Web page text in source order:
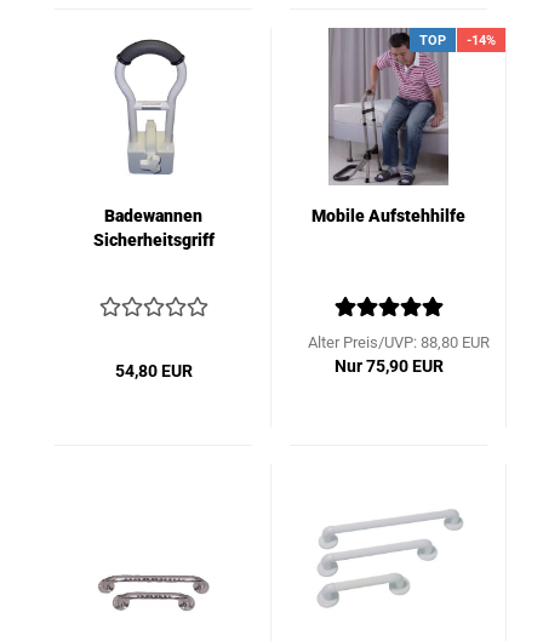
Badewannen
Sicherheitsgriff
54,80 EUR
TOP -14%
Mobile Aufstehhilfe
Alter Preis/UVP: 88,80 EUR
Nur 75,90 EUR